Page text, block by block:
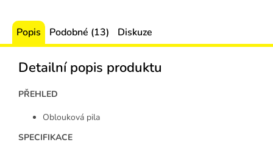
Popis Podobné (13) Diskuze
Detailní popis produktu
PŘEHLED
Oblouková pila
SPECIFIKACE